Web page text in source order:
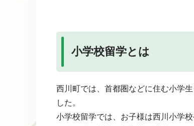
小学校留学とは
西川町では、首都圏などに住む小学
した。
小学校留学では、お子様は西川小学